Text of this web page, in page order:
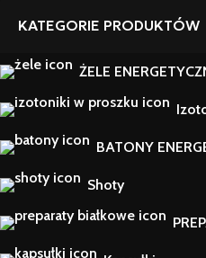
KATEGORIE PRODUKTÓW
ŻELE
BATONY
Shoty